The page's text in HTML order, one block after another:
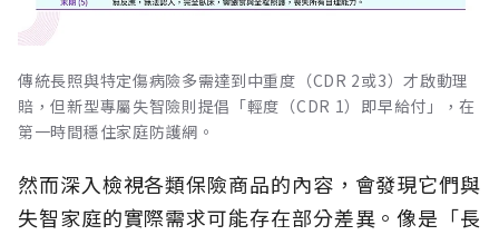
傳統長照與特定傷病險多需達到中重度（CDR 2或3）才啟動理
賠，但新型專屬失智險則提倡「輕度（CDR 1）即早給付」，在
第一時間穩住家庭防護網。
然而深入檢視各類保險商品的內容，會發現它們與
失智家庭的實際需求可能存在部分差異。像是「長